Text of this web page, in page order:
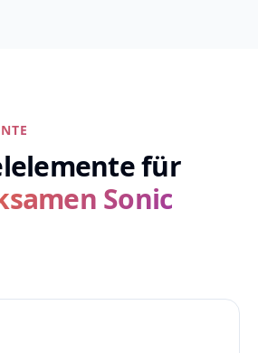
für
Sonic